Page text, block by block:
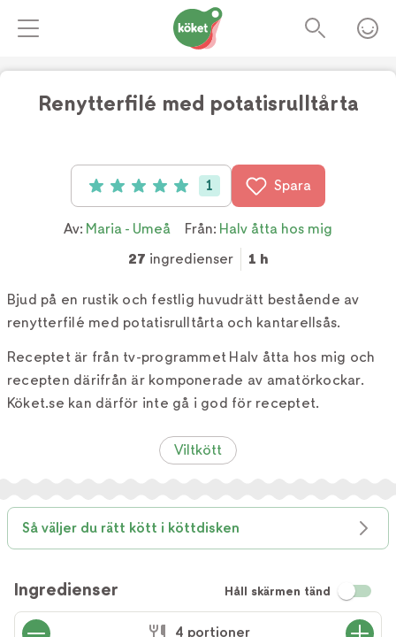
Renytterfilé med potatisrulltårta
Betyg: 5 av 5 (1 röster)
1 Spara
Av: Maria - Umeå Från: Halv åtta hos mig
27 ingredienser 1 h
Bjud på en rustik och festlig huvudrätt bestående av
renytterfilé med potatisrulltårta och kantarellsås.
Receptet är från tv-programmet Halv åtta hos mig och
recepten därifrån är komponerade av amatörkockar.
Köket.se kan därför inte gå i god för receptet.
Viltkött
Så väljer du rätt kött i köttdisken
Ingredienser Håll skärmen tänd
4 portioner